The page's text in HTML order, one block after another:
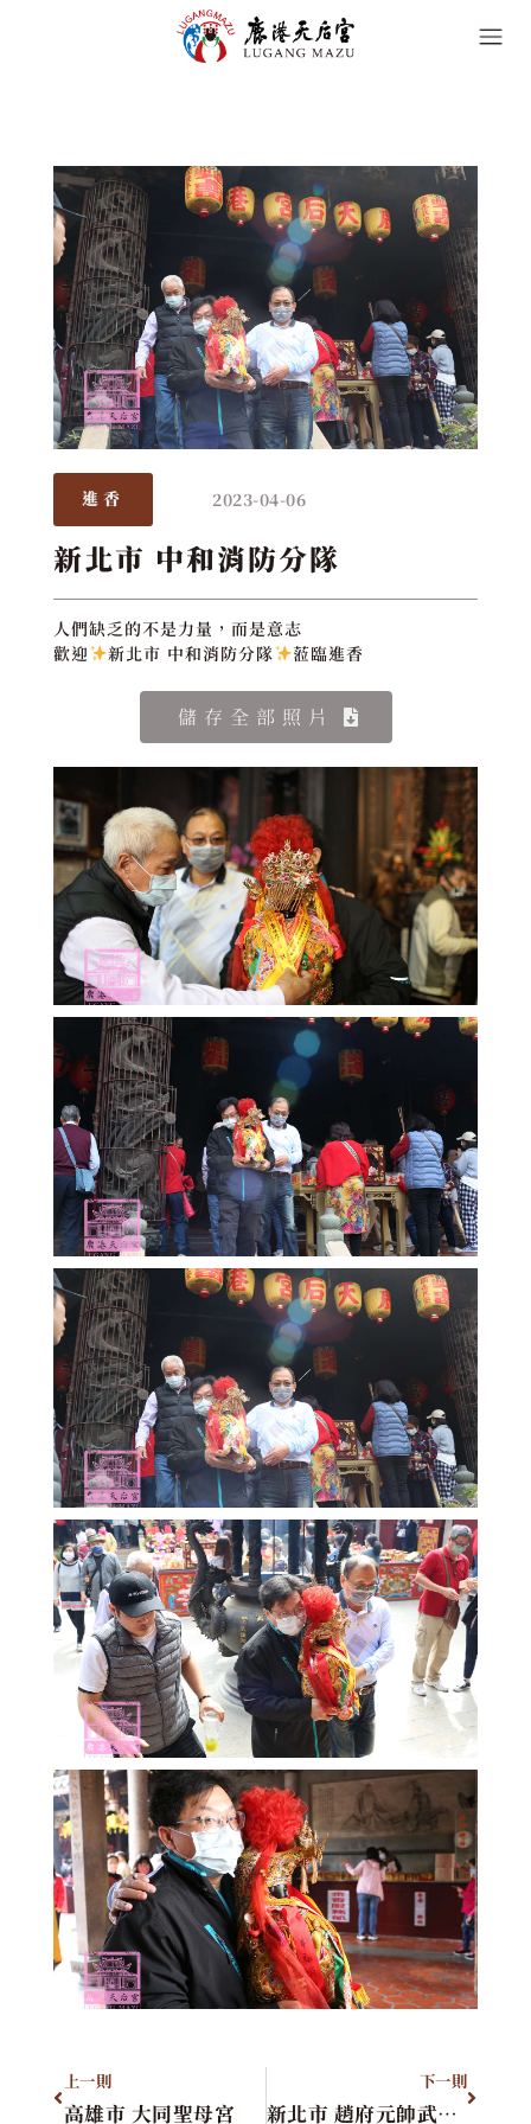
進香 2023-04-06
新北市 中和消防分隊
人們缺乏的不是力量，而是意志
歡迎
新北市 中和消防分隊 蒞臨進香
儲存全部照片
上一則
高雄市 大同聖母宮
下一則
新北市 趙府元帥武財神